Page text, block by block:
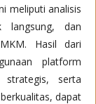
meliputi analisis
langsung, dan
Hasil dari
platform
serta
dapat